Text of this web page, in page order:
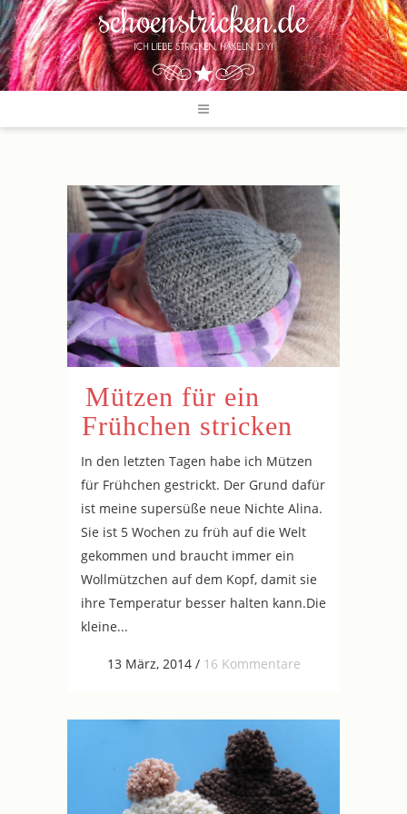
Mützen für ein
Frühchen stricken
In den letzten Tagen habe ich Mützen
für Frühchen gestrickt. Der Grund dafür
ist meine supersüße neue Nichte Alina.
Sie ist 5 Wochen zu früh auf die Welt
gekommen und braucht immer ein
Wollmützchen auf dem Kopf, damit sie
ihre Temperatur besser halten kann.Die
kleine...
13 März, 2014/ 16 Kommentare